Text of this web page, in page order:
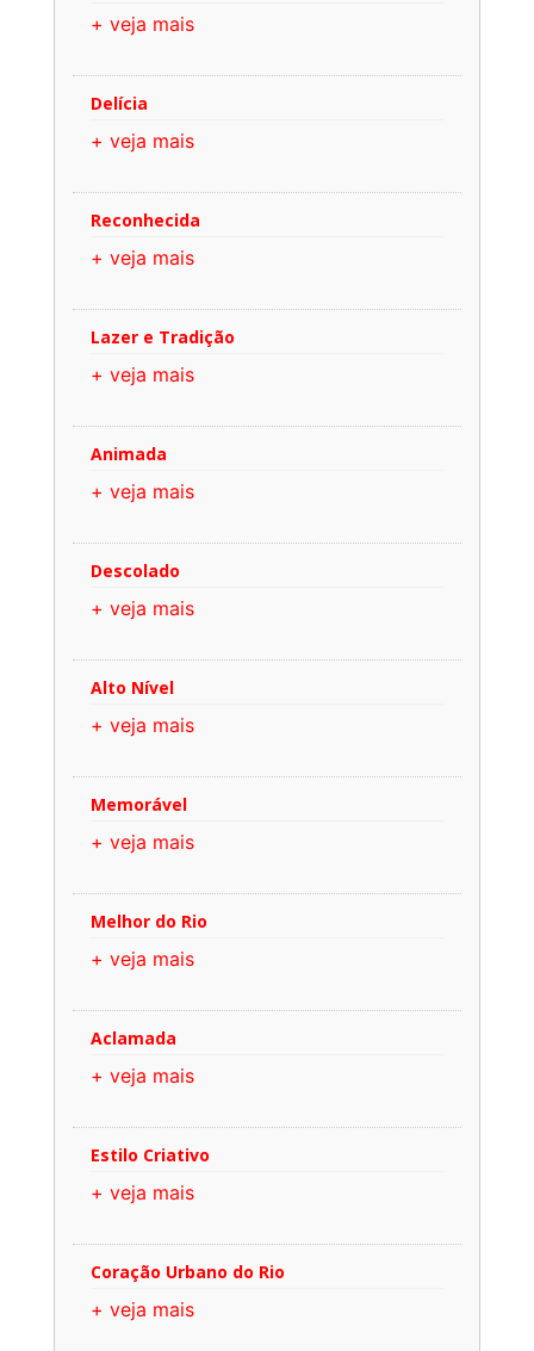
+ veja mais
Delícia
+ veja mais
Reconhecida
+ veja mais
Lazer e Tradição
+ veja mais
Animada
+ veja mais
Descolado
+ veja mais
Alto Nível
+ veja mais
Memorável
+ veja mais
Melhor do Rio
+ veja mais
Aclamada
+ veja mais
Estilo Criativo
+ veja mais
Coração Urbano do Rio
+ veja mais